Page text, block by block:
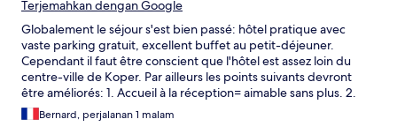
Terjemahkan dengan Google
Globalement le séjour s'est bien passé: hôtel pratique avec
vaste parking gratuit, excellent buffet au petit-déjeuner.
Cependant il faut être conscient que l'hôtel est assez loin du
centre-ville de Koper. Par ailleurs les points suivants devront
être améliorés: 1. Accueil à la réception= aimable sans plus. 2.
Attaches extérieures des volets qui menacent de tomber. 3.
Colonne dans la douche = branlante
Bernard, perjalanan 1 malam